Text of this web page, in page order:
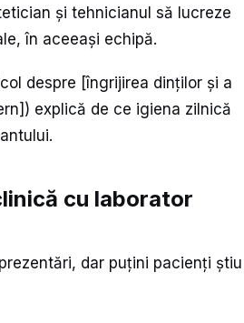
și tehnicianul să lucreze
în aceeași echipă.
despre [îngrijirea dinților și a
explică de ce igiena zilnică
cu laborator
dar puțini pacienți știu